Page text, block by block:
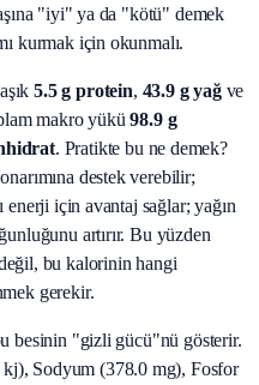
"iyi" ya da "kötü" demek
kurmak için okunmalı.
5.5g protein, 43.9g yağve
makro yükü98.9g
. Pratikte bu ne demek?
destek verebilir;
enerji için avantaj sağlar; yağın
artırır. Bu yüzden
bu kalorinin hangi
gerekir.
besinin "gizli gücü"nü gösterir.
Sodyum (378.0 mg), Fosfor